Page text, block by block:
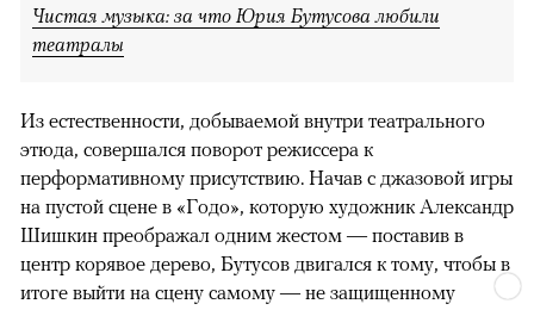
Чистая музыка: за что Юрия Бутусова любили
театралы
Из естественности, добываемой внутри театрального
этюда, совершался поворот режиссера к
перформативному присутствию. Начав с джазовой игры
на пустой сцене в «Годо», которую художник Александр
Шишкин преображал одним жестом — поставив в
центр корявое дерево, Бутусов двигался к тому, чтобы в
итоге выйти на сцену самому — не защищенному